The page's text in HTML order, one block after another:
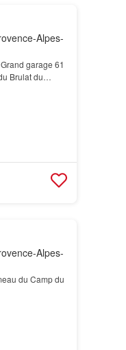
Alpes-
garage 61
Brulat du
Alpes-
du Camp du